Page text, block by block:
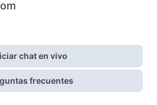
chat en vivo
frecuentes